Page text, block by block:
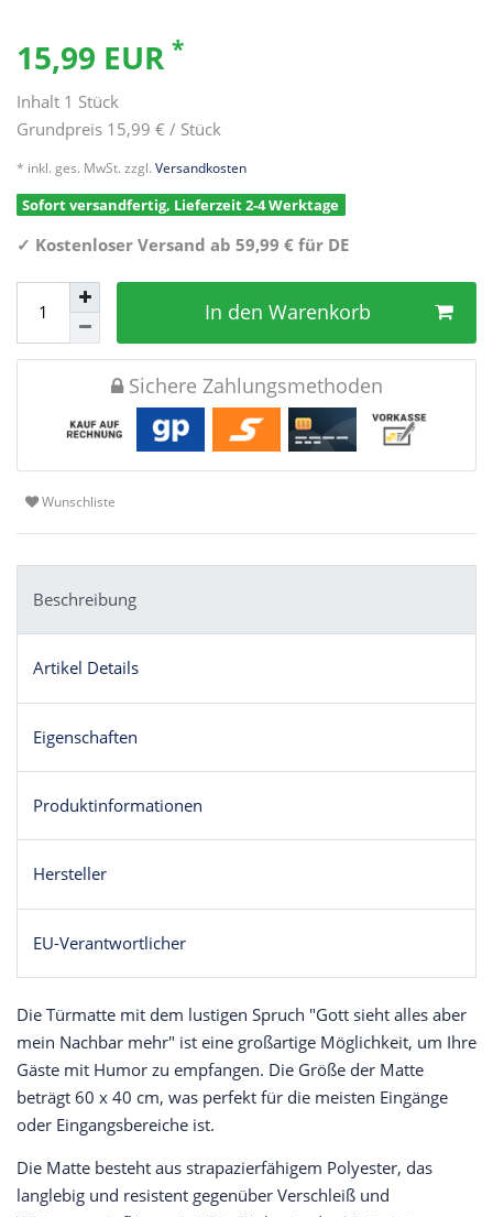
15,99 EUR *
Inhalt 1 Stück
Grundpreis 15,99 € / Stück
* inkl. ges. MwSt. zzgl. Versandkosten
Sofort versandfertig, Lieferzeit 2-4 Werktage
✓ Kostenloser Versand ab 59,99 € für DE
In den Warenkorb
Sichere Zahlungsmethoden
Wunschliste
Beschreibung
Artikel Details
Eigenschaften
Produktinformationen
Hersteller
EU-Verantwortlicher
Die Türmatte mit dem lustigen Spruch "Gott sieht alles aber
mein Nachbar mehr" ist eine großartige Möglichkeit, um Ihre
Gäste mit Humor zu empfangen. Die Größe der Matte
beträgt 60 x 40 cm, was perfekt für die meisten Eingänge
oder Eingangsbereiche ist.
Die Matte besteht aus strapazierfähigem Polyester, das
langlebig und resistent gegenüber Verschleiß und